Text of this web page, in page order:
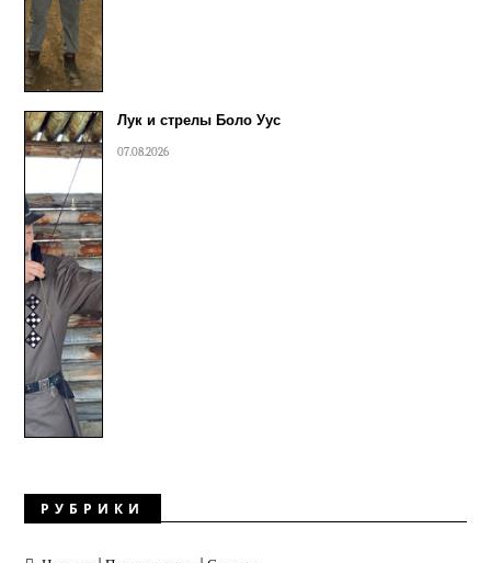
Лук и стрелы Боло Уус
07.08.2026
РУБРИКИ